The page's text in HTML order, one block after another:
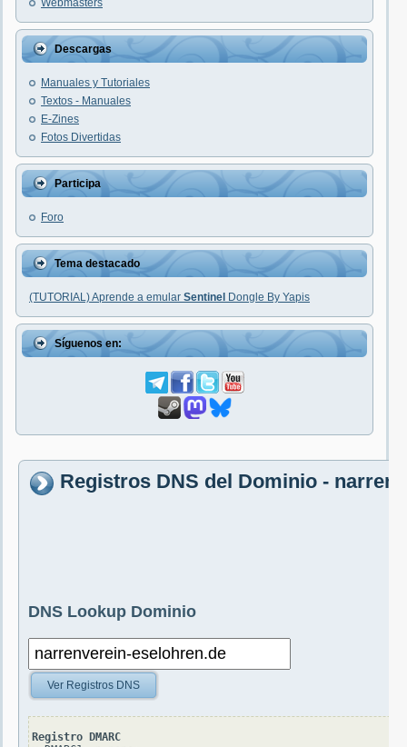
Webmasters
Descargas
Manuales y Tutoriales
Textos - Manuales
E-Zines
Fotos Divertidas
Participa
Foro
Tema destacado
(TUTORIAL) Aprende a emular Sentinel Dongle By Yapis
Síguenos en:
Registros DNS del Dominio -
DNS Lookup Dominio
Ver Registros DNS
Registro DMARC